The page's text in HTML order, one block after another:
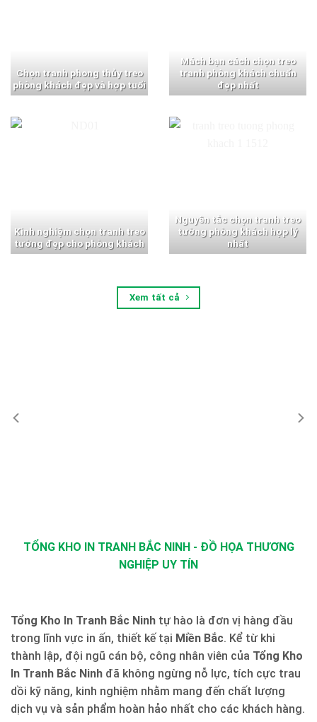
Chọn tranh phong thủy treo
phòng khách đẹp và hợp tuổi
Mách bạn cách chọn treo
tranh phòng khách chuẩn
đẹp nhất
Kinh nghiệm chọn tranh treo
tường đẹp cho phòng khách
Nguyên tắc chọn tranh treo
tường phòng khách hợp lý
nhất
Xem tất cả
TỔNG KHO IN TRANH BẮC NINH - ĐỒ HỌA THƯƠNG
NGHIỆP UY TÍN
Tổng Kho In Tranh Bắc Ninh tự hào là đơn vị hàng đầu
trong lĩnh vực in ấn, thiết kế tại Miền Bắc. Kể từ khi
thành lập, đội ngũ cán bộ, công nhân viên của Tổng Kho
In Tranh Bắc Ninh đã không ngừng nỗ lực, tích cực trau
dồi kỹ năng, kinh nghiệm nhằm mang đến chất lượng
dịch vụ và sản phẩm hoàn hảo nhất cho các khách hàng.